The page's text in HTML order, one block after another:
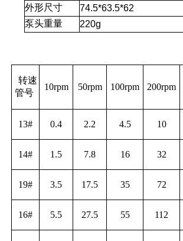
外形尺寸
74.5*63.5*62
泵头重量
220g
转速
管号
10rpm 50rpm 100rpm 200rpm
13# 0.4 2.2 4.5 10
14# 1.5 7.8 16 32
19# 3.5 17.5 35 72
16# 5.5 27.5 55 112